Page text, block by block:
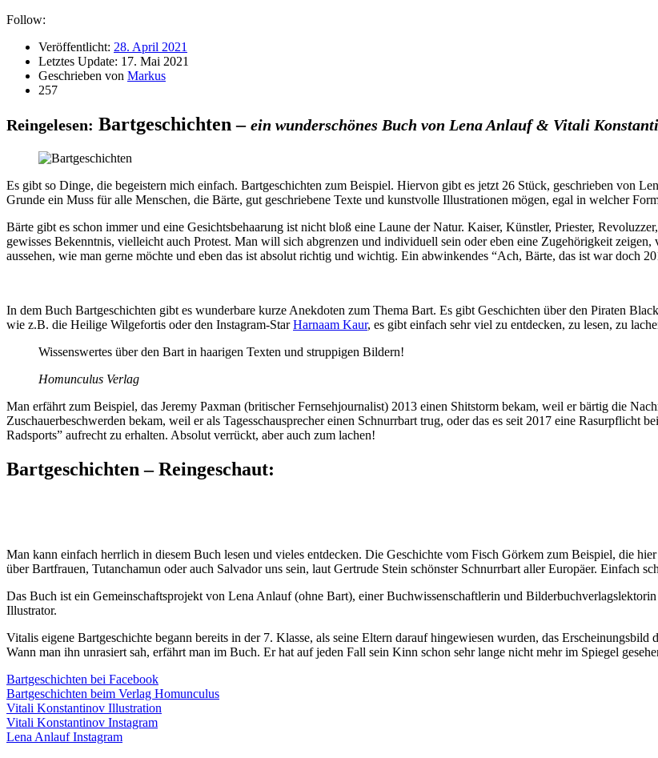
Follow:
Veröffentlicht: 28. April 2021
Letztes Update: 17. Mai 2021
Geschrieben von Markus
257
Reingelesen: Bartgeschichten – ein wunderschönes Buch von Lena Anlauf & Vitali
Es gibt so Dinge, die begeistern mich einfach. Bartgeschichten zum Beispiel. Hiervon gibt es jetzt 26 Stück, geschrieben von
Grunde ein Muss für alle Menschen, die Bärte, gut geschriebene Texte und kunstvolle Illustrationen mögen, egal in welcher
Bärte gibt es schon immer und eine Gesichtsbehaarung ist nicht bloß eine Laune der Natur. Kaiser, Künstler, Priester,
gewisses Bekenntnis, vielleicht auch Protest. Man will sich abgrenzen und individuell sein oder eben eine Zugehörigkeit
aussehen, wie man gerne möchte und eben das ist absolut richtig und wichtig. Ein abwinkendes “Ach, Bärte, das ist war doch
In dem Buch Bartgeschichten gibt es wunderbare kurze Anekdoten zum Thema Bart. Es gibt Geschichten über den Piraten
wie z.B. die Heilige Wilgefortis oder den Instagram-StarHarnaam Kaur, es gibt einfach sehr viel zu entdecken, zu lesen, zu
Wissenswertes über den Bart in haarigen Texten und struppigen Bildern!
Homunculus Verlag
Man erfährt zum Beispiel, das Jeremy Paxman (britischer Fernsehjournalist) 2013 einen Shitstorm bekam, weil er bärtig die
Zuschauerbeschwerden bekam, weil er als Tagesschausprecher einen Schnurrbart trug, oder das es seit 2017 eine Rasurpflicht
Radsports” aufrecht zu erhalten. Absolut verrückt, aber auch zum lachen!
Bartgeschichten – Reingeschaut:
Man kann einfach herrlich in diesem Buch lesen und vieles entdecken. Die Geschichte vom Fisch Görkem zum Beispiel, die
über Bartfrauen, Tutanchamun oder auch Salvador uns sein, laut Gertrude Stein schönster Schnurrbart aller Europäer. Einfach
Das Buch ist ein Gemeinschaftsprojekt von Lena Anlauf (ohne Bart), einer Buchwissenschaftlerin und
Illustrator.
Vitalis eigene Bartgeschichte begann bereits in der 7. Klasse, als seine Eltern darauf hingewiesen wurden, das Erscheinungsbild
Wann man ihn unrasiert sah, erfährt man im Buch. Er hat auf jeden Fall sein Kinn schon sehr lange nicht mehr im Spiegel
Bartgeschichten bei Facebook
Bartgeschichten beim Verlag Homunculus
Vitali Konstantinov Illustration
Vitali Konstantinov Instagram
Lena Anlauf Instagram